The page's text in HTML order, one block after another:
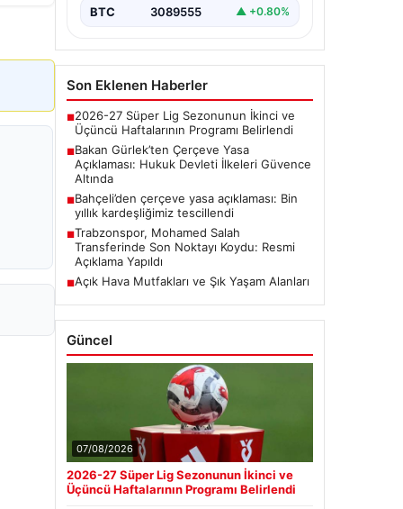
BTC 3089555 ▲ +0.80%
Son Eklenen Haberler
■2026-27 Süper Lig Sezonunun İkinci ve
Üçüncü Haftalarının Programı Belirlendi
■Bakan Gürlek’ten Çerçeve Yasa
Açıklaması: Hukuk Devleti İlkeleri Güvence
Altında
■Bahçeli’den çerçeve yasa açıklaması: Bin
yıllık kardeşliğimiz tescillendi
■Trabzonspor, Mohamed Salah
Transferinde Son Noktayı Koydu: Resmi
Açıklama Yapıldı
■Açık Hava Mutfakları ve Şık Yaşam Alanları
Güncel
07/08/2026
2026-27 Süper Lig Sezonunun İkinci ve
Üçüncü Haftalarının Programı Belirlendi